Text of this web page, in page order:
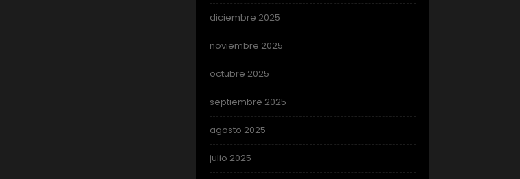
diciembre 2025
noviembre 2025
octubre 2025
septiembre 2025
agosto 2025
julio 2025